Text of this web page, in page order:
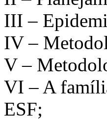
III –
IV –
V –
VI – A
ESF;